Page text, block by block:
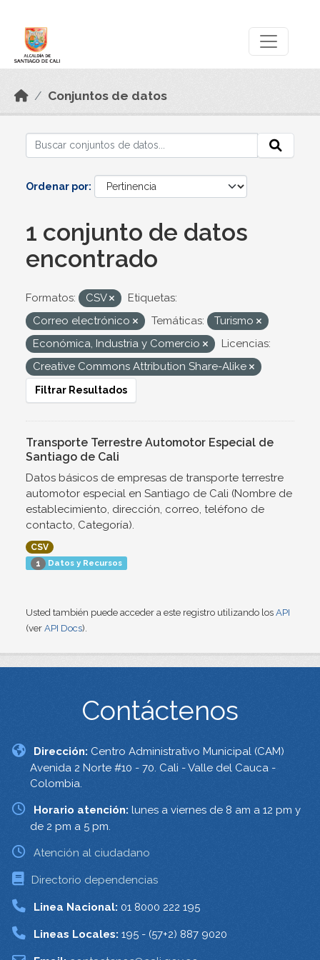
Conjuntos de datos
Ordenar por
1 conjunto de datos
encontrado
Formatos: CSV
Etiquetas:
Correo electrónico
Temáticas:
Turismo
Económica, Industria y Comercio
Licencias:
Creative Commons Attribution Share-Alike
Filtrar Resultados
Transporte Terrestre Automotor Especial de
Santiago de Cali
Datos básicos de empresas de transporte terrestre
automotor especial en Santiago de Cali (Nombre de
establecimiento, dirección, correo, teléfono de
contacto, Categoría).
CSV
1 Datos y Recursos
Usted también puede acceder a este registro utilizando los API
(ver API Docs).
Contáctenos
Dirección: Centro Administrativo Municipal (CAM)
Avenida 2 Norte #10 - 70. Cali - Valle del Cauca -
Colombia.
Horario atención: lunes a viernes de 8 am a 12 pm y
de 2 pm a 5 pm.
Atención al ciudadano
Directorio dependencias
Linea Nacional: 01 8000 222 195
Lineas Locales: 195 - (57+2) 887 9020